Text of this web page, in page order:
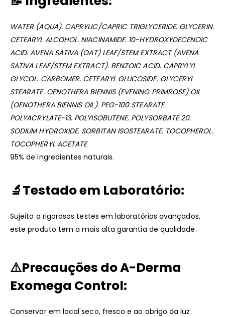
WATER (AQUA). CAPRYLIC/CAPRIC TRIGLYCERIDE. GLYCERIN.
CETEARYL ALCOHOL. NIACINAMIDE. 10-HYDROXYDECENOIC
ACID. AVENA SATIVA (OAT) LEAF/STEM EXTRACT (AVENA
SATIVA LEAF/STEM EXTRACT). BENZOIC ACID. CAPRYLYL
GLYCOL. CARBOMER. CETEARYL GLUCOSIDE. GLYCERYL
STEARATE. OENOTHERA BIENNIS (EVENING PRIMROSE) OIL
(OENOTHERA BIENNIS OIL). PEG-100 STEARATE.
POLYACRYLATE-13. POLYISOBUTENE. POLYSORBATE 20.
SODIUM HYDROXIDE. SORBITAN ISOSTEARATE. TOCOPHEROL.
TOCOPHERYL ACETATE
95% de ingredientes naturais.
🔬Testado em Laboratório:
Sujeito a rigorosos testes em laboratórios avançados,
este produto tem a mais alta garantia de qualidade.
⚠️Precauções doA-Derma
Exomega Control:
Conservar em local seco, fresco e ao abrigo da luz.